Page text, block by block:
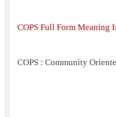
COPS Full Form Meaning
COPS : Community